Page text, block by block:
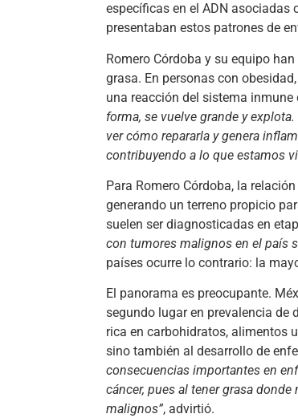
específicas en el ADN asociadas
presentaban estos patrones de
Romero Córdoba y su equipo
grasa. En personas con
una reacción del sistema
forma, se vuelve grande y
ver cómo repararla y genera
contribuyendo a lo que estamos
Para Romero Córdoba, la
generando un terreno propicio
suelen ser diagnosticadas en
con tumores malignos en el país
países ocurre lo contrario: la
El panorama es preocupante.
segundo lugar en prevalencia de
rica en carbohidratos, alimentos
sino también al desarrollo de
consecuencias importantes en
cáncer, pues al tener grasa
malignos”, advirtió.